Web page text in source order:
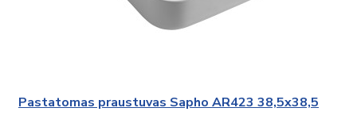
Pastatomas praustuvas Sapho AR423 38,5x38,5